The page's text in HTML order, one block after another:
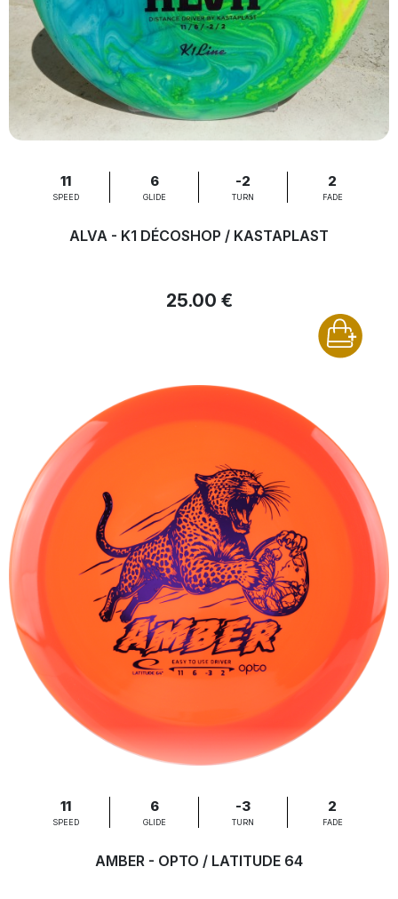
11
SPEED
6
GLIDE
-2
TURN
2
FADE
ALVA - K1 DÉCOSHOP / KASTAPLAST
25.00 €
11
SPEED
6
GLIDE
-3
TURN
2
FADE
AMBER - OPTO / LATITUDE 64